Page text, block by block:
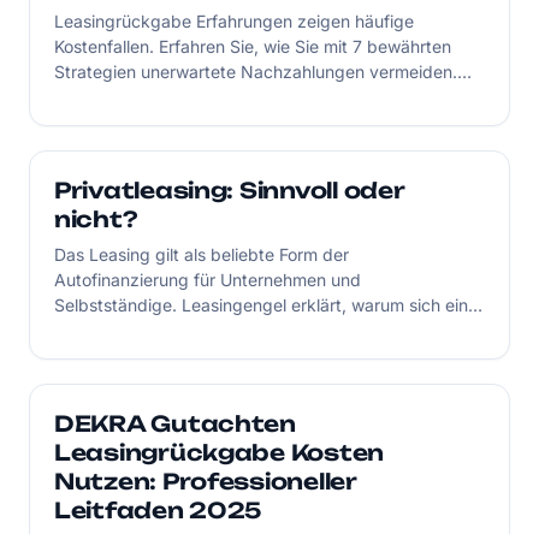
Leasingrückgabe Erfahrungen zeigen häufige
Kostenfallen. Erfahren Sie, wie Sie mit 7 bewährten
Strategien unerwartete Nachzahlungen vermeiden.
Privatleasing: Sinnvoll oder
nicht?
Das Leasing gilt als beliebte Form der
Autofinanzierung für Unternehmen und
Selbstständige. Leasingengel erklärt, warum sich ein
worauf bei der Leasingrückgabe zu achten ist.
DEKRA Gutachten
Leasingrückgabe Kosten
Nutzen: Professioneller
Leitfaden 2025